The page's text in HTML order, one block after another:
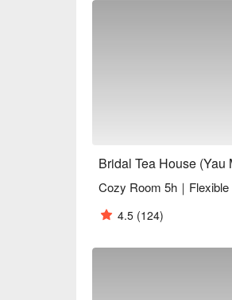
Bridal Tea House (Yau
Cozy Room 5h｜
4.5 (124)